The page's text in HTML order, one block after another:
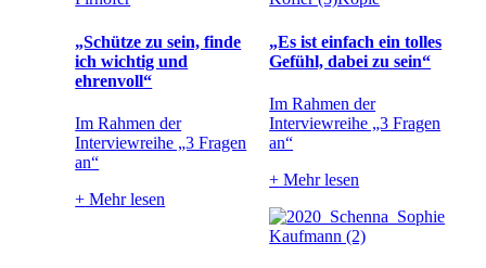
„Schütze zu sein, finde
ich wichtig und
ehrenvoll“
Im Rahmen der
Interviewreihe „3 Fragen
an“
+ Mehr lesen
„Es ist einfach ein tolles
Gefühl, dabei zu sein“
Im Rahmen der
Interviewreihe „3 Fragen
an“
+ Mehr lesen